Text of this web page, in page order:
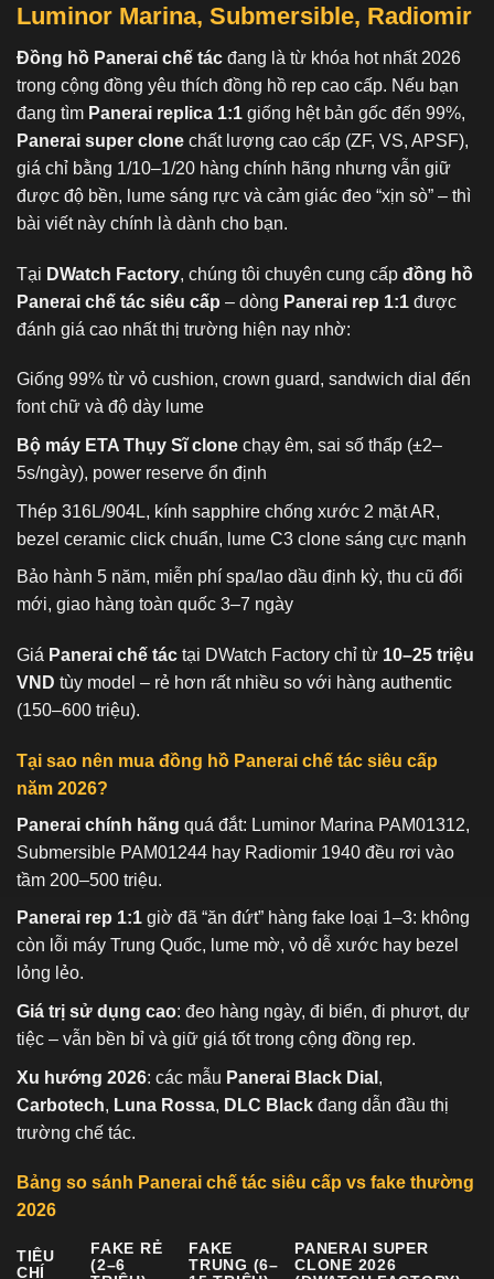
Luminor Marina, Submersible, Radiomir
Đồng hồ Panerai chế tác đang là từ khóa hot nhất 2026
trong cộng đồng yêu thích đồng hồ rep cao cấp. Nếu bạn
đang tìm Panerai replica 1:1 giống hệt bản gốc đến 99%,
Panerai super clone chất lượng cao cấp (ZF, VS, APSF),
giá chỉ bằng 1/10–1/20 hàng chính hãng nhưng vẫn giữ
được độ bền, lume sáng rực và cảm giác đeo “xịn sò” – thì
bài viết này chính là dành cho bạn.
Tại DWatch Factory, chúng tôi chuyên cung cấp đồng hồ
Panerai chế tác siêu cấp – dòng Panerai rep 1:1 được
đánh giá cao nhất thị trường hiện nay nhờ:
Giống 99% từ vỏ cushion, crown guard, sandwich dial đến
font chữ và độ dày lume
Bộ máy ETA Thụy Sĩ clone chạy êm, sai số thấp (±2–
5s/ngày), power reserve ổn định
Thép 316L/904L, kính sapphire chống xước 2 mặt AR,
bezel ceramic click chuẩn, lume C3 clone sáng cực mạnh
Bảo hành 5 năm, miễn phí spa/lao dầu định kỳ, thu cũ đổi
mới, giao hàng toàn quốc 3–7 ngày
Giá Panerai chế tác tại DWatch Factory chỉ từ 10–25 triệu
VND tùy model – rẻ hơn rất nhiều so với hàng authentic
(150–600 triệu).
Tại sao nên mua đồng hồ Panerai chế tác siêu cấp
năm 2026?
Panerai chính hãng quá đắt: Luminor Marina PAM01312,
Submersible PAM01244 hay Radiomir 1940 đều rơi vào
tầm 200–500 triệu.
Panerai rep 1:1 giờ đã “ăn đứt” hàng fake loại 1–3: không
còn lỗi máy Trung Quốc, lume mờ, vỏ dễ xước hay bezel
lỏng lẻo.
Giá trị sử dụng cao: đeo hàng ngày, đi biển, đi phượt, dự
tiệc – vẫn bền bỉ và giữ giá tốt trong cộng đồng rep.
Xu hướng 2026: các mẫu Panerai Black Dial ,
Carbotech, Luna Rossa, DLC Black đang dẫn đầu thị
trường chế tác.
Bảng so sánh Panerai chế tác siêu cấp vs fake thường
2026
TIÊU
CHÍ
FAKE RẺ
(2–6
FAKE
TRUNG (6–
PANERAI SUPER
CLONE 2026